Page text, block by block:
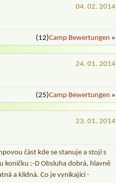
04. 02. 2014
(12)Camp Bewertungen »
24. 01. 2014
(25)Camp Bewertungen »
23. 01. 2014
část kde se stanuje a stojí s
koníčku :-D Obsluha dobrá, hlavně
a klidná. Co je vynikající -